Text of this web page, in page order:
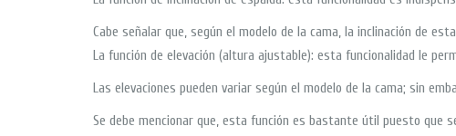
Cabe señalar que, según el modelo de la cama, la inclinación de
La función de elevación (altura ajustable): esta funcionalidad le
Las elevaciones pueden variar según el modelo de la cama; sin
Se debe mencionar que, esta función es bastante útil puesto